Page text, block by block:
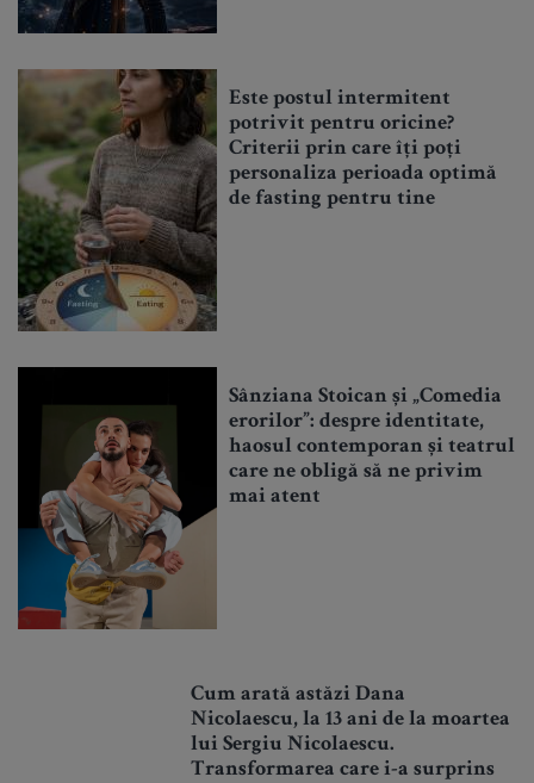
Este postul intermitent
potrivit pentru oricine?
Criterii prin care îți poți
personaliza perioada optimă
de fasting pentru tine
Sânziana Stoican și „Comedia
erorilor”: despre identitate,
haosul contemporan și teatrul
care ne obligă să ne privim
mai atent
Cum arată astăzi Dana
Nicolaescu, la 13 ani de la moartea
lui Sergiu Nicolaescu.
Transformarea care i-a surprins